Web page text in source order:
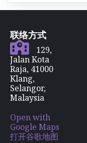
联络方式
129,
Jalan Kota
Raja, 41000
Klang,
Selangor,
Malaysia
Open with
Google Maps
打开谷歌地图